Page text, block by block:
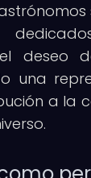
deseo
una
a la